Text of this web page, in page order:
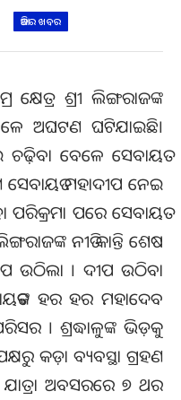
ଆଜିର ଖବର
କ୍ଷେତ୍ର ଶ୍ରୀ ଲିଙ୍ଗରାଜଙ୍କ
ଅଘଟଣ ଘଟିଯାଇଛି।
ବେଳେ ସେବାୟତ
ମହାଦୀପ ନେଇ
ପରେ ସେବାୟତ
ନୀତି କାନ୍ତି ଶେଷ
ଉଠିଲା । ଦୀପ ଉଠିବା
ହର ହର ମହାଦେବ
। ଶ୍ରଦ୍ଧାଳୁଙ୍କ ଭିଡ଼କୁ
କଡ଼ା ବ୍ୟବସ୍ଥା ଗ୍ରହଣ
ଯାତ୍ରା ଅବସରରେ ୭ ଥର